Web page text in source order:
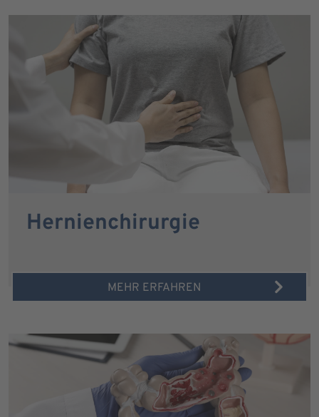
Hernienchirurgie
MEHR ERFAHREN